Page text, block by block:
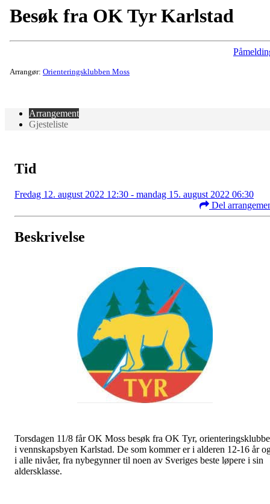
Besøk fra OK Tyr Karlstad
Arrangør: Orienteringsklubben Moss
Arrangement
Gjesteliste
Tid
Fredag 12. august 2022 12:30 - mandag 15. august 2022 06:30
Del
Beskrivelse
Torsdagen 11/8 får OK Moss besøk fra OK Tyr,
i vennskapsbyen Karlstad. De som kommer er i alderen 12-16 år
i alle nivåer, fra nybegynner til noen av Sveriges beste løpere i sin
aldersklasse.